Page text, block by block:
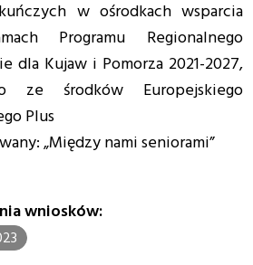
w ośrodkach wsparcia
Programu Regionalnego
dla Kujaw i Pomorza 2021-2027,
ze środków Europejskiego
Plus
„Między nami seniorami”
wniosków: